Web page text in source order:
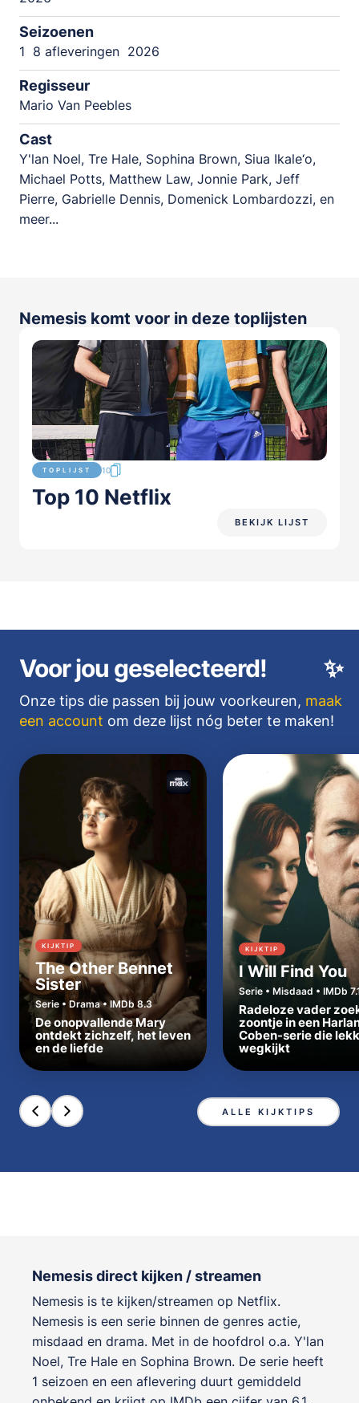
Seizoenen
1 8 afleveringen 2026
Regisseur
Mario Van Peebles
Cast
Y'lan Noel, Tre Hale, Sophina Brown, Siua Ikale‘o,
Michael Potts, Matthew Law, Jonnie Park, Jeff
Pierre, Gabrielle Dennis, Domenick Lombardozzi, en
meer...
Nemesis komt voor in deze toplijsten
TOPLIJST 10
Top 10 Netflix
BEKIJK LIJST
✨
Voor jou geselecteerd!
Onze tips die passen bij jouw voorkeuren, maak
een account om deze lijst nóg beter te maken!
KIJKTIP
The Other Bennet
Sister
Serie • Drama • IMDb 8.3
De onopvallende Mary
ontdekt zichzelf, het leven
en de liefde
KIJKTIP
I Will Find You
Serie • Misdaad • IMDb
Radeloze vader
zoontje in een
Coben-serie die
wegkijkt
ALLE KIJKTIPS
Nemesis direct kijken / streamen
Nemesis is te kijken/streamen op Netflix.
Nemesis is een serie binnen de genres actie,
misdaad en drama. Met in de hoofdrol o.a. Y'lan
Noel, Tre Hale en Sophina Brown. De serie heeft
1 seizoen en een aflevering duurt gemiddeld